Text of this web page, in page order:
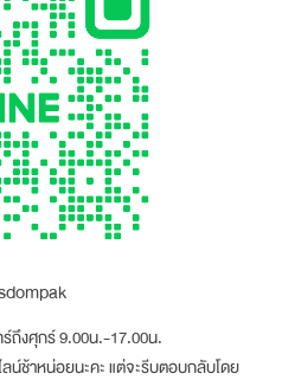
ถึงศุกร์ 9.00น.-17.00น.
น์ช้าหน่อยนะคะ แต่จะรีบตอบกลับโดย